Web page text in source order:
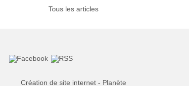
Tous les articles
Création de site internet - Planète